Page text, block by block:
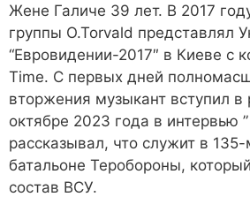
Жене Галиче 39 лет. В 2017
группы O.Torvald представлял
“Евровидении-2017″ в Киеве с
Time. С первых дней
вторжения музыкант вступил
октябре 2023 года в интервью
рассказывал, что служит в
батальоне Теробороны,
состав ВСУ.